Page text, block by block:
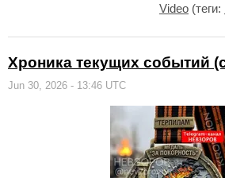
Video (теги:
Хроника текущих событий
Jun 30, 2026 - 13:46 UTC